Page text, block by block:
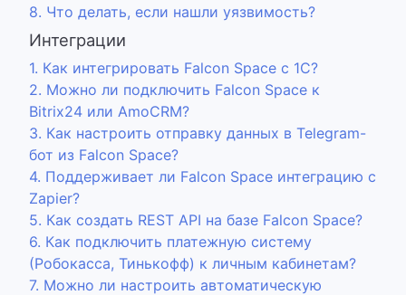
8. Что делать, если нашли уязвимость?
Интеграции
1. Как интегрировать Falcon Space с 1С?
2. Можно ли подключить Falcon Space к
Bitrix24 или AmoCRM?
3. Как настроить отправку данных в Telegram-
бот из Falcon Space?
4. Поддерживает ли Falcon Space интеграцию с
Zapier?
5. Как создать REST API на базе Falcon Space?
6. Как подключить платежную систему
(Робокасса, Тинькофф) к личным кабинетам?
7. Можно ли настроить автоматическую